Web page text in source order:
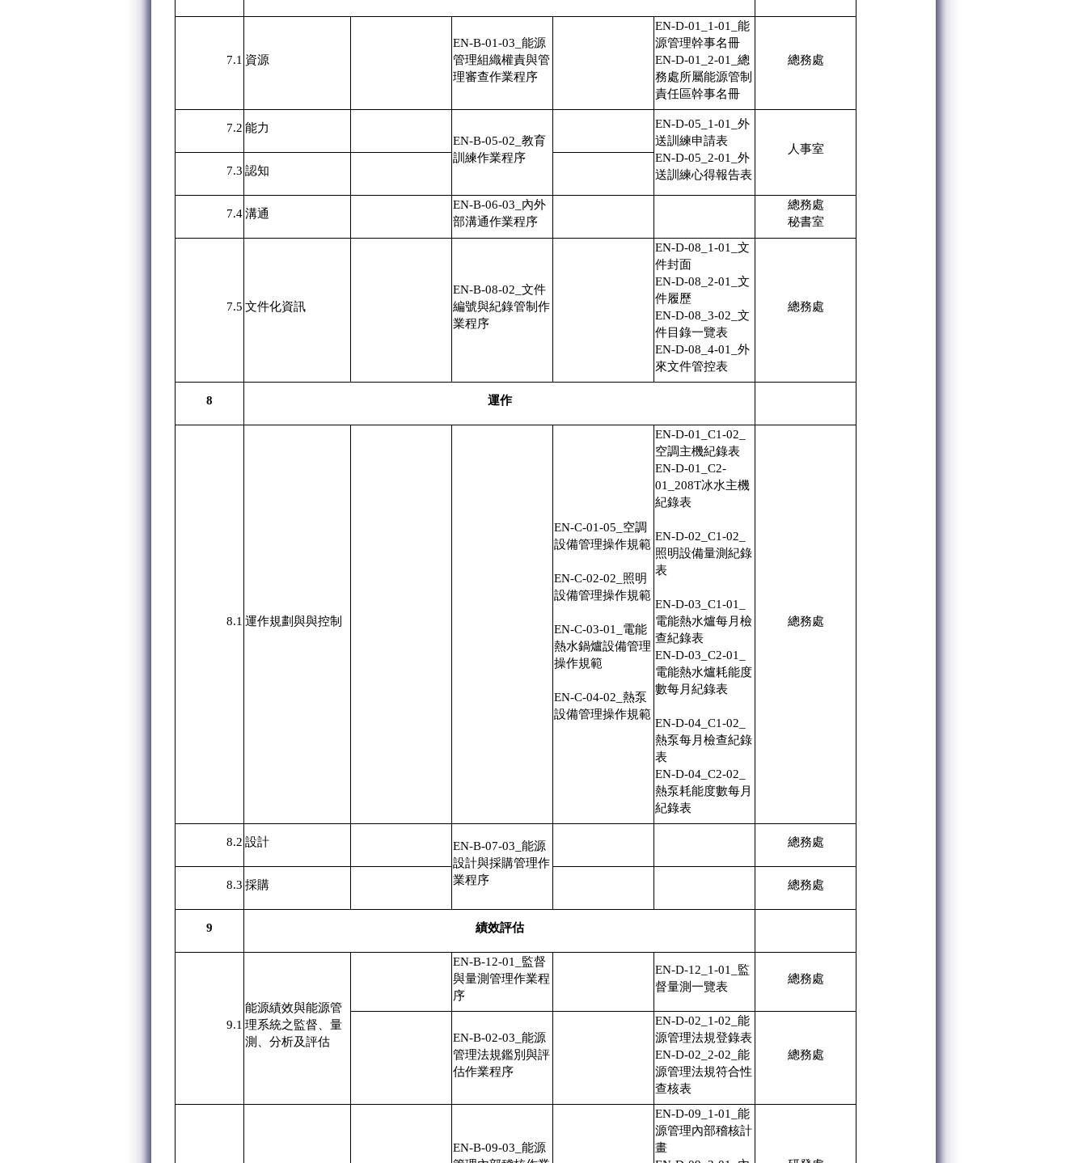
7.1 資源
EN-B-01-03_能源
管理組織權責與管
理審查作業程序
EN-D-01_1-01_能
源管理幹事名冊
EN-D-01_2-01_總
務處所屬能源管制
責任區幹事名冊
總務處
7.2 能力
EN-B-05-02_教育
訓練作業程序
EN-D-05_1-01_外
送訓練申請表
EN-D-05_2-01_外
送訓練心得報告表
人事室
7.3 認知
7.4溝通
EN-B-06-03_內外
部溝通作業程序
總務處
秘書室
7.5 文件化資訊
EN-B-08-02_文件
編號與紀錄管制作
業程序
EN-D-08_1-01_文
件封面
EN-D-08_2-01_文
件履歷
EN-D-08_3-02_文
件目錄一覽表
EN-D-08_4-01_外
來文件管控表
總務處
8 運作
8.1 運作規劃與與控制
EN-C-01-05_空調
設備管理操作規範
EN-C-02-02_照明
設備管理操作規範
EN-C-03-01_電能
熱水鍋爐設備管理
操作規範
EN-C-04-02_熱泵
設備管理操作規範
EN-D-01_C1-02_
空調主機紀錄表
EN-D-01_C2-
01_208T冰水主機
紀錄表
EN-D-02_C1-02_
照明設備量測紀錄
表
EN-D-03_C1-01_
電能熱水爐每月檢
查紀錄表
EN-D-03_C2-01_
電能熱水爐耗能度
數每月紀錄表
EN-D-04_C1-02_
熱泵每月檢查紀錄
表
EN-D-04_C2-02_
熱泵耗能度數每月
紀錄表
總務處
8.2 設計
EN-B-07-03_能源
設計與採購管理作
業程序
總務處
8.3 採購 總務處
9 績效評估
9.1
能源績效與能源管
理系統之監督、量
測、分析及評估
EN-B-12-01_監督
與量測管理作業程
序
EN-D-12_1-01_監
督量測一覽表
總務處
EN-B-02-03_能源
管理法規鑑別與評
估作業程序
EN-D-02_1-02_能
源管理法規登錄表
EN-D-02_2-02_能
源管理法規符合性
查核表
總務處
EN-B-09-03_能源
EN-D-09_1-01_能
源管理內部稽核計
畫